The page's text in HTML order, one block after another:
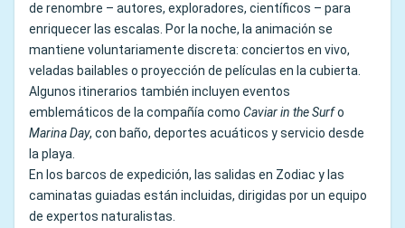
de renombre – autores, exploradores, científicos – para
enriquecer las escalas. Por la noche, la animación se
mantiene voluntariamente discreta: conciertos en vivo,
veladas bailables o proyección de películas en la cubierta.
Algunos itinerarios también incluyen eventos
emblemáticos de la compañía como Caviar in the Surfo
Marina Day, con baño, deportes acuáticos y servicio desde
la playa.
En los barcos de expedición, las salidas en Zodiac y las
caminatas guiadas están incluidas, dirigidas por un equipo
de expertos naturalistas.